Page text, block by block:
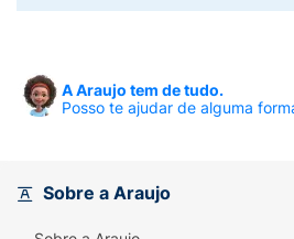
Sem Alumínio:Permite
A Araujo tem de tudo.
Posso te ajudar de alguma
Sobre a Araujo